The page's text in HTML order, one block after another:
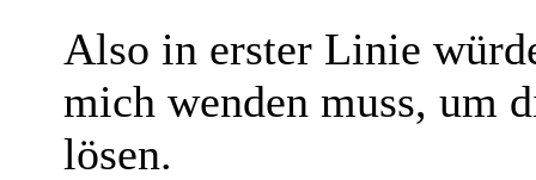
Also in erster Linie
mich wenden muss, um
lösen.